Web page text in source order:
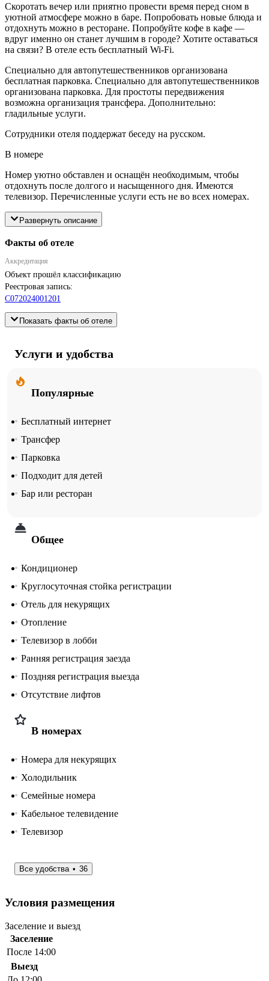
Скоротать вечер или приятно провести время перед сном в
уютной атмосфере можно в баре. Попробовать новые блюда и
отдохнуть можно в ресторане. Попробуйте кофе в кафе —
вдруг именно он станет лучшим в городе? Хотите оставаться
на связи? В отеле есть бесплатный Wi-Fi.
Специально для автопутешественников организована
бесплатная парковка. Специально для автопутешественников
организована парковка. Для простоты передвижения
возможна организация трансфера. Дополнительно:
гладильные услуги.
Сотрудники отеля поддержат беседу на русском.
В номере
Номер уютно обставлен и оснащён необходимым, чтобы
отдохнуть после долгого и насыщенного дня. Имеются
телевизор. Перечисленные услуги есть не во всех номерах.
Развернуть описание
Факты об отеле
Аккредитация
Объект прошёл классификацию
Реестровая запись:
С072024001201
Показать факты об отеле
Услуги и удобства
Популярные
Бесплатный интернет
Трансфер
Парковка
Подходит для детей
Бар или ресторан
Общее
Кондиционер
Круглосуточная стойка регистрации
Отель для некурящих
Отопление
Телевизор в лобби
Ранняя регистрация заезда
Поздняя регистрация выезда
Отсутствие лифтов
В номерах
Номера для некурящих
Холодильник
Семейные номера
Кабельное телевидение
Телевизор
Все удобства 36
Условия размещения
Заселение и выезд
Заселение
После 14:00
Выезд